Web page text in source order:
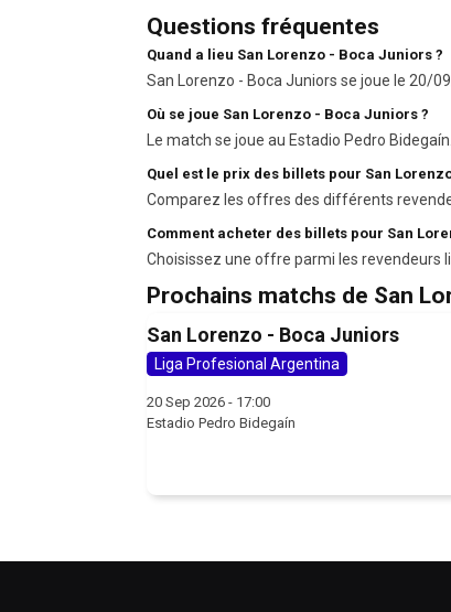
Questions fréquentes
Quand a lieu San Lorenzo - Boca Juniors ?
San Lorenzo - Boca Juniors se joue le 20/
Où se joue San Lorenzo - Boca Juniors ?
Le match se joue au Estadio Pedro Bidegaín.
Quel est le prix des billets pour San
Comparez les offres des différents
Comment acheter des billets pour San
Choisissez une offre parmi les revendeurs
Prochains matchs de San
San Lorenzo - Boca Juniors
Liga Profesional Argentina
20 Sep 2026 - 17:00
Estadio Pedro Bidegaín